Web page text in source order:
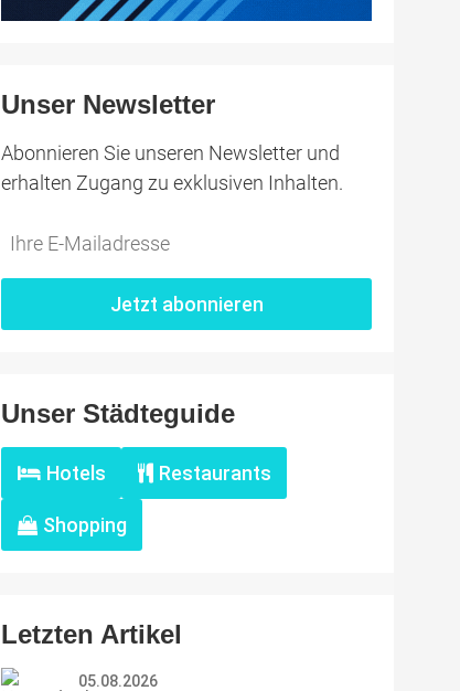
Unser Newsletter
Abonnieren Sie unseren Newsletter und
erhalten Zugang zu exklusiven Inhalten.
Jetzt abonnieren
Unser Städteguide
Hotels Restaurants
Shopping
Letzten Artikel
05.08.2026